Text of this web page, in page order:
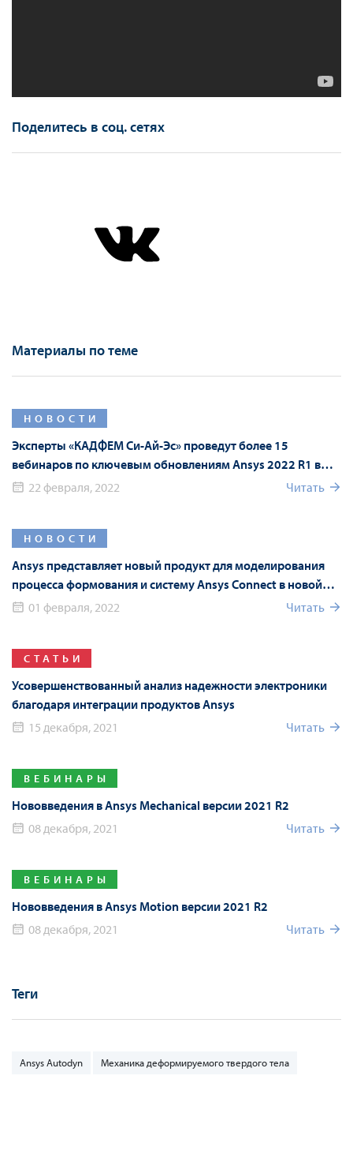
Поделитесь в соц. сетях
Материалы по теме
НОВОСТИ
Эксперты «КАДФЕМ Си-Ай-Эс» проведут более 15
вебинаров по ключевым обновлениям Ansys 2022 R1 в
рамках Форума Ansys
22 февраля, 2022 Читать
НОВОСТИ
Ansys представляет новый продукт для моделирования
процесса формования и систему Ansys Connect в новой
версии Ansys 2022 R1
01 февраля, 2022 Читать
СТАТЬИ
Усовершенствованный анализ надежности электроники
благодаря интеграции продуктов Ansys
15 декабря, 2021
Читать
ВЕБИНАРЫ
Нововведения в Ansys Mechanical версии 2021 R2
08 декабря, 2021
Читать
ВЕБИНАРЫ
Нововведения в Ansys Motion версии 2021 R2
08 декабря, 2021
Читать
Теги
Ansys Autodyn Механика деформируемого твердого тела